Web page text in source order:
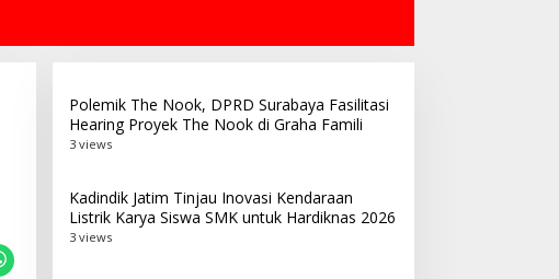
Polemik The Nook, DPRD Surabaya Fasilitasi
Hearing Proyek The Nook di Graha Famili
3 views
Kadindik Jatim Tinjau Inovasi Kendaraan
Listrik Karya Siswa SMK untuk Hardiknas 2026
3 views